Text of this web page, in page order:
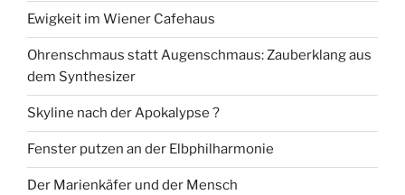
Ewigkeit im Wiener Cafehaus
Ohrenschmaus statt Augenschmaus: Zauberklang aus
dem Synthesizer
Skyline nach der Apokalypse ?
Fenster putzen an der Elbphilharmonie
Der Marienkäfer und der Mensch